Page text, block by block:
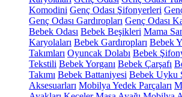
Komodini Genç Odası Şifonyerleri
Genç Odası Gardıropları Genç Odası
Bebek Odası Bebek Beşikleri Mama
Karyolaları Bebek Gardıropları Bebek
Takımları Oyuncak Dolabı Bebek
Tekstili Bebek Yorganı Bebek Çarşafı
Takımı Bebek Battaniyesi Bebek Uyku
Aksesuarları Mobilya Yedek Parçaları